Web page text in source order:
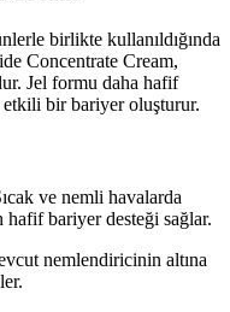
birlikte kullanıldığında
Concentrate Cream,
Jel formu daha hafif
bir bariyer oluşturur.
ve nemli havalarda
bariyer desteği sağlar.
nemlendiricinin altına